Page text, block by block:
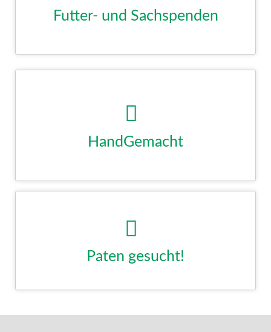
noch so kleine Spende.
Hier werden unsere und gespendete, liebevoll gefertigten Hand-
und Bastelarbeiten verkauft. Liebenswertes, Dekoratives,
lassen. Erfahren Sie mehr…